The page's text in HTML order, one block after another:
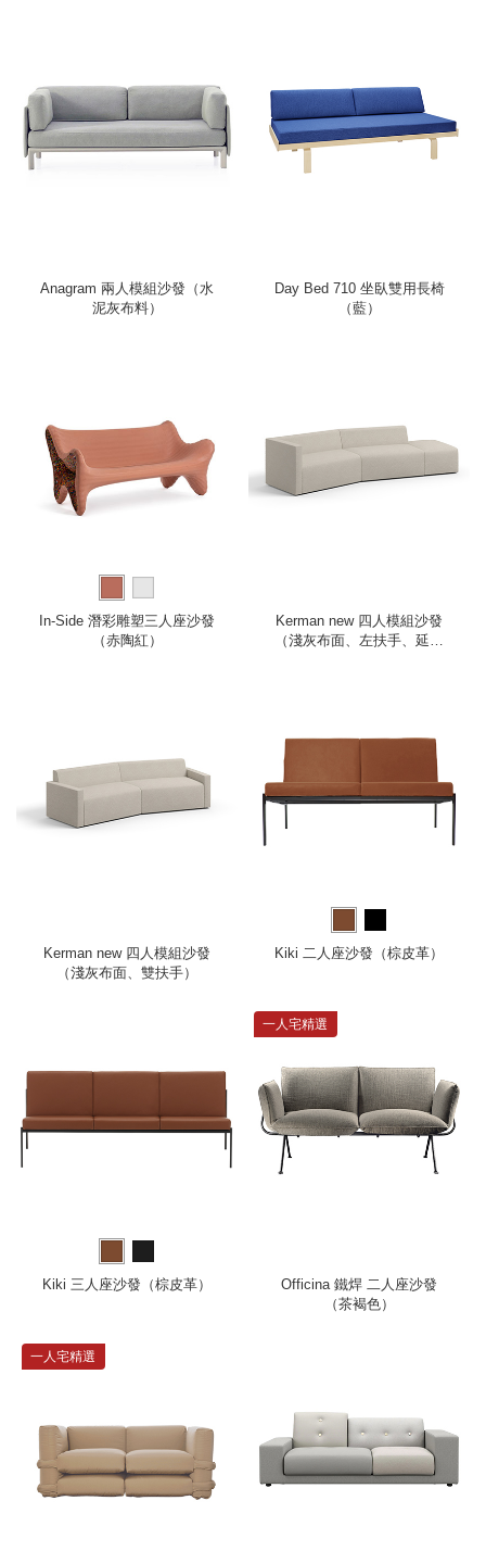
Anagram 兩人模組沙發（水
泥灰布料）
Day Bed 710 坐臥雙用長椅
（藍）
In-Side 潛彩雕塑三人座沙發
（赤陶紅）
Kerman new 四人模組沙發
（淺灰布面、左扶手、延伸
Kerman new 四人模組沙發
（淺灰布面、雙扶手）
Kiki 二人座沙發（棕皮革）
Kiki 三人座沙發（棕皮革）
一人宅精選
Officina 鐵焊 二人座沙發
（茶褐色）
一人宅精選